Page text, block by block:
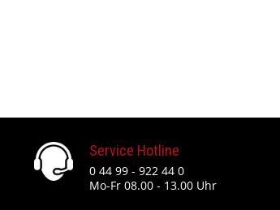
Service Hotline
0 44 99 - 922 44 0
Mo-Fr 08.00 - 13.00 Uhr